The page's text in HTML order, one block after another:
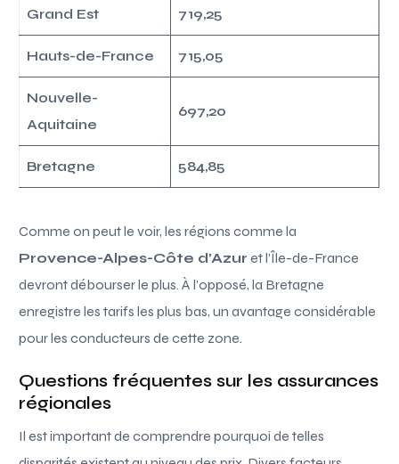
Grand Est 719,25
Hauts-de-France 715,05
Nouvelle-
Aquitaine
697,20
Bretagne 584,85
Comme on peut le voir, les régions comme la
Provence-Alpes-Côte d’Azur et l’Île-de-France
devront débourser le plus. À l’opposé, la Bretagne
enregistre les tarifs les plus bas, un avantage considérable
pour les conducteurs de cette zone.
Questions fréquentes sur les assurances
régionales
Il est important de comprendre pourquoi de telles